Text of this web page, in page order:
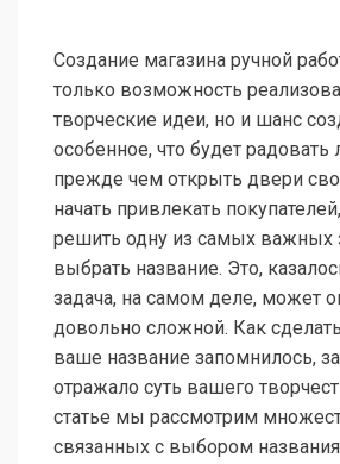
Создание магазина ручной
только возможность
творческие идеи, но и шанс
особенное, что будет
прежде чем открыть двери
начать привлекать
решить одну из самых важных
выбрать название. Это,
задача, на самом деле, может
довольно сложной. Как
ваше название запомнилось,
отражало суть вашего
статье мы рассмотрим
связанных с выбором